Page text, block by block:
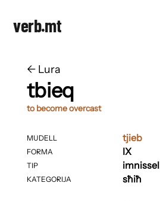
verb.mt
← ​​Lura
tbieq
to become overcast
MUDELL
FORMA
TIP
KATEGORIJA
tjieb
IX
imnissel
sħiħ